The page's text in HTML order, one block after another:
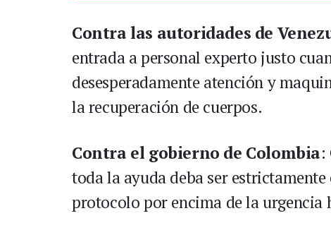
Contra las autoridades de
entrada a personal experto justo
desesperadamente atención y
la recuperación de cuerpos.
Contra el gobierno de Colombia:
toda la ayuda deba ser
protocolo por encima de la urgencia